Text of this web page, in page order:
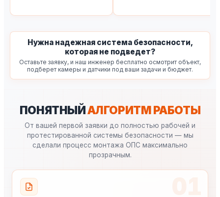
Нужна надежная система безопасности,
которая не подведет?
Оставьте заявку, и наш инженер бесплатно осмотрит объект,
подберет камеры и датчики под ваши задачи и бюджет.
ПОНЯТНЫЙАЛГОРИТМ РАБОТЫ
От вашей первой заявки до полностью рабочей и
протестированной системы безопасности — мы
сделали процесс монтажа ОПС максимально
прозрачным.